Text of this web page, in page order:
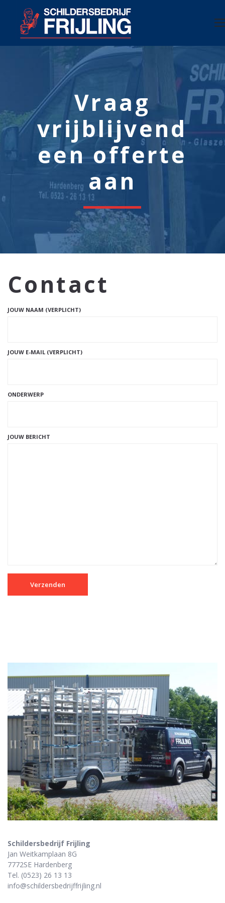
Vraag
vrijblijvend
een offerte
aan
Contact
JOUW NAAM (VERPLICHT)
JOUW E-MAIL (VERPLICHT)
ONDERWERP
JOUW BERICHT
Schildersbedrijf Frijling
Jan Weitkamplaan 8G
7772SE Hardenberg
Tel. (0523) 26 13 13
info@schildersbedrijffrijling.nl